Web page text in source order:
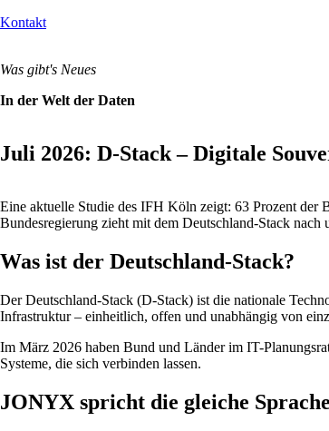
Kontakt
Was gibt's Neues
In der Welt der Daten
Juli 2026: D-Stack – Digitale
Eine aktuelle Studie des IFH Köln zeigt: 63 Prozent der
Bundesregierung zieht mit dem Deutschland-Stack
Was ist der Deutschland-Stack?
Der Deutschland-Stack (D-Stack) ist die nationale
Infrastruktur – einheitlich, offen und unabhängig von
Im März 2026 haben Bund und Länder im IT-
Systeme, die sich verbinden lassen.
JONYX spricht die gleiche Sprache